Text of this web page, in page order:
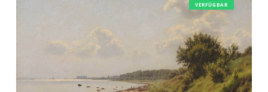
Küste
bei
Helsingør
VERFÜGBAR